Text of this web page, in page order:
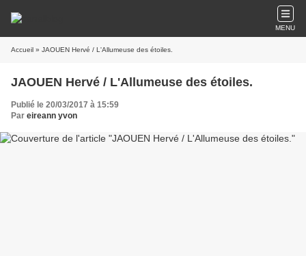
MENU
Accueil » JAOUEN Hervé / L'Allumeuse des étoiles.
JAOUEN Hervé / L'Allumeuse des étoiles.
Publié le 20/03/2017 à 15:59
Par eireann yvon